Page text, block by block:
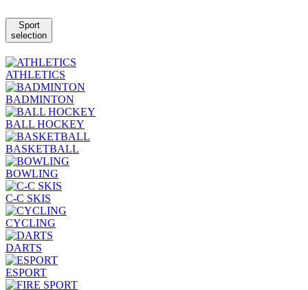
Sport
selection
ATHLETICS
BADMINTON
BALL HOCKEY
BASKETBALL
BOWLING
C-C SKIS
CYCLING
DARTS
ESPORT